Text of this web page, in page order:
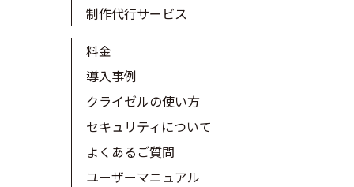
制作代行サービス
料金
導入事例
クライゼルの使い方
セキュリティについて
よくあるご質問
ユーザーマニュアル